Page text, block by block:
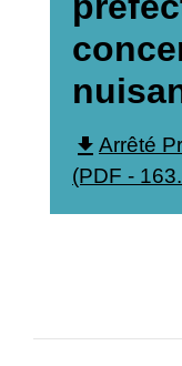
file_download Arrêté
(PDF -